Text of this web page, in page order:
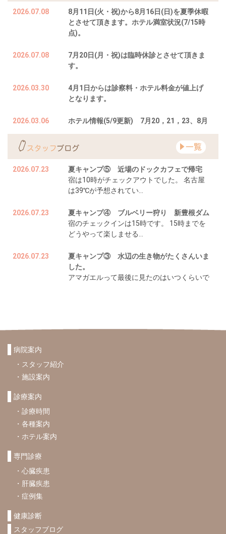
2026.07.08
8月11日(火・祝)から8月16日(日)を夏季休暇
とさせて頂きます。ホテル満室状況(7/15時
点)。
2026.07.08
7月20日(月・祝)は臨時休診とさせて頂きま
す。
2026.03.30
4月1日からは診察料・ホテル料金が値上げ
となります。
2026.03.06
ホテル情報(5/9更新) 7月20，21，23、8月
2022.02.26
今年度より長久手市の狂犬病注射済票が即日
お渡しできます
2026.07.23
夏キャンプ⑤ 近場のドックカフェで帰宅
宿は10時がチェックアウトでした。 名古屋
は39℃が予想されてい…
2026.07.23
夏キャンプ④ ブルベリー狩り 新豊根ダム
宿のチェックインは15時です。 15時までを
どうやって楽しませる…
2026.07.23
夏キャンプ③ 水辺の生き物がたくさんいま
した。
アマガエルって最後に見たのはいつくらいで
今回のキャンプで父が楽しみにしていたのは
2026.07.22
病院案内
スタッフ紹介
施設案内
診療案内
診療時間
各種案内
ホテル案内
専門診療
心臓疾患
肝臓疾患
症例集
健康診断
スタッフブログ